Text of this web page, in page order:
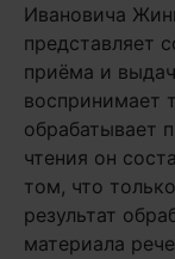
Ивановича
представляет
приёма и
воспринимает
обрабатывает
чтения он
том, что
результат
материала